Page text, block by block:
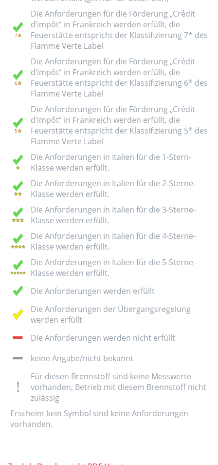
Die Anforderungen für die Förderung „Crédit
d’impôt“ in Frankreich werden erfüllt, die
Feuerstätte entspricht der Klassifizierung 7* des
Flamme Verte Label
Die Anforderungen für die Förderung „Crédit
d’impôt“ in Frankreich werden erfüllt, die
Feuerstätte entspricht der Klassifizierung 6* des
Flamme Verte Label
Die Anforderungen für die Förderung „Crédit
d’impôt“ in Frankreich werden erfüllt, die
Feuerstätte entspricht der Klassifizierung 5* des
Flamme Verte Label
Die Anforderungen in Italien für die 1-Stern-
Klasse werden erfüllt.
Die Anforderungen in Italien für die 2-Sterne-
Klasse werden erfüllt.
Die Anforderungen in Italien für die 3-Sterne-
Klasse werden erfüllt.
Die Anforderungen in Italien für die 4-Sterne-
Klasse werden erfüllt.
Die Anforderungen in Italien für die 5-Sterne-
Klasse werden erfüllt.
Die Anforderungen werden erfüllt
Die Anforderungen der Übergangsregelung
werden erfüllt
Die Anforderungen werden nicht erfüllt
keine Angabe/nicht bekannt
Für diesen Brennstoff sind keine Messwerte
vorhanden, Betrieb mit diesem Brennstoff nicht
zulässig
Erscheint kein Symbol sind keine Anforderungen
vorhanden.